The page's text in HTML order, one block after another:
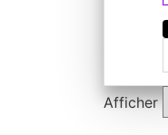
Afficher